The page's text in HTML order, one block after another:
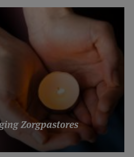
Zorgpastores